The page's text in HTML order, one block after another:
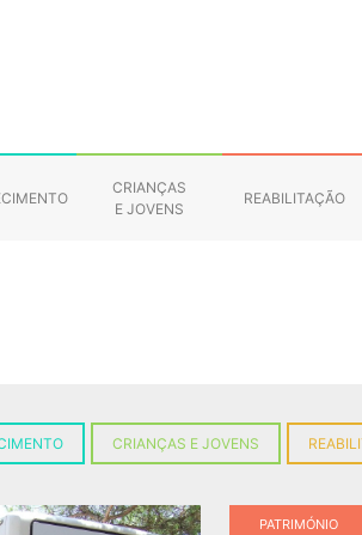
CRIANÇAS
E JOVENS
REABILITAÇÃO
CRIANÇAS E JOVENS
PATRIMÓNIO